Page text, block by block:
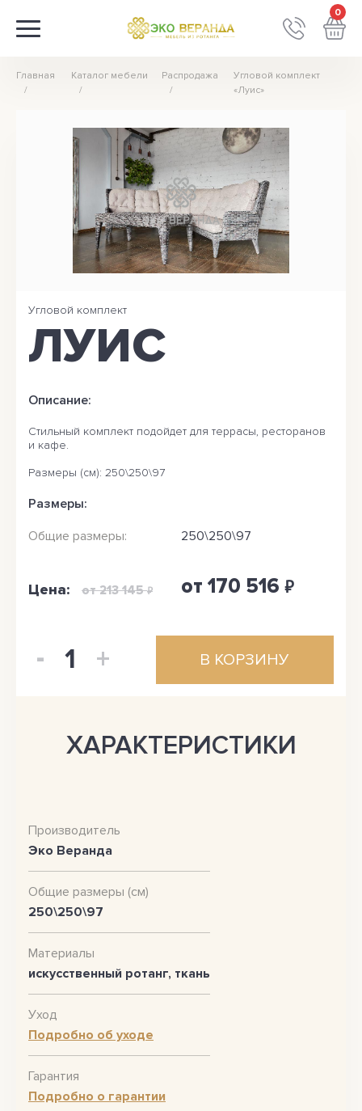
0
Главная Каталог мебели Распродажа
Угловой комплект
«Луис»
Угловой комплект
ЛУИС
Описание:
Стильный комплект подойдет для террасы, ресторанов
и кафе.
Размеры (см): 250\250\97
Размеры:
Общие размеры:
250\250\97
Цена: от 213 145₽ от 170 516 ₽
- 1 + В КОРЗИНУ
ХАРАКТЕРИСТИКИ
Производитель
Эко Веранда
Общие размеры (см)
250\250\97
Материалы
искусственный ротанг, ткань
Уход
Подробно об уходе
Гарантия
Подробно о гарантии